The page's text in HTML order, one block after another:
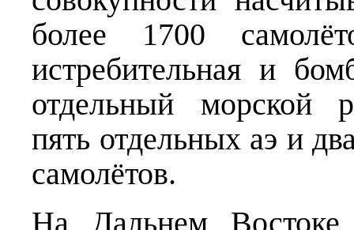
более 1700
истребительная и
отдельный морской
пять отдельных аэ и
самолётов.
На Дальнем